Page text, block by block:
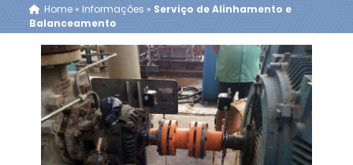
Home» Informações » Serviço de Alinhamento e
Balanceamento